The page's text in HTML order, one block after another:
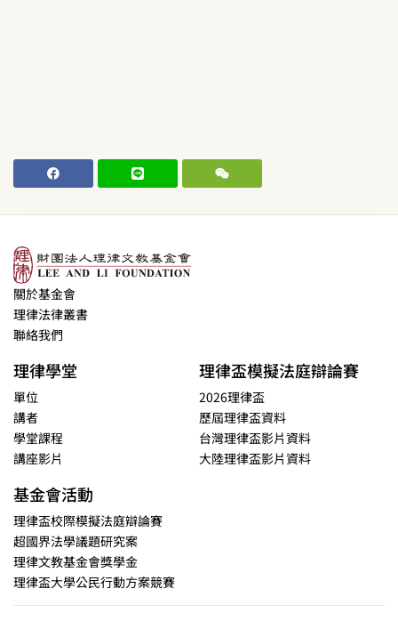
關於基金會
理律法律叢書
聯絡我們
理律學堂
單位
講者
學堂課程
講座影片
理律盃模擬法庭辯論賽
2026理律盃
歷屆理律盃資料
台灣理律盃影片資料
大陸理律盃影片資料
基金會活動
理律盃校際模擬法庭辯論賽
超國界法學議題研究案
理律文教基金會獎學金
理律盃大學公民行動方案競賽